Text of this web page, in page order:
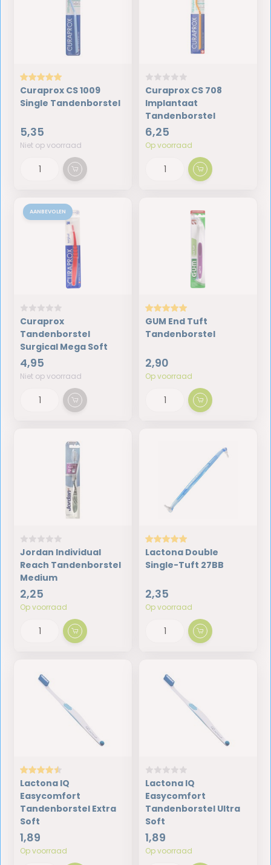
Curaprox CS 1009
Single Tandenborstel
5,35
Niet op voorraad
Curaprox CS 708
Implantaat
Tandenborstel
6,25
Op voorraad
AANBEVOLEN
Curaprox
Tandenborstel
Surgical Mega Soft
4,95
Niet op voorraad
GUM End Tuft
Tandenborstel
2,90
Op voorraad
Jordan Individual
Reach Tandenborstel
Medium
2,25
Op voorraad
Lactona Double
Single-Tuft 27BB
2,35
Op voorraad
Lactona IQ
Easycomfort
Tandenborstel Extra
Soft
1,89
Op voorraad
Lactona IQ
Easycomfort
Tandenborstel Ultra
Soft
1,89
Op voorraad